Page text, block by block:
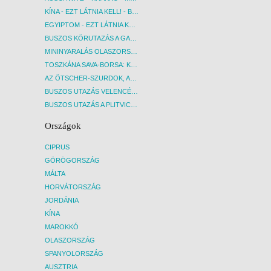
Országok
CIPRUS
GÖRÖGORSZÁG
MÁLTA
HORVÁTORSZÁG
JORDÁNIA
KÍNA
MAROKKÓ
OLASZORSZÁG
SPANYOLORSZÁG
AUSZTRIA